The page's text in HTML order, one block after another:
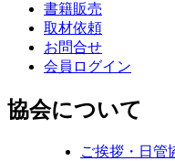
書籍販売
取材依頼
お問合せ
会員ログイン
協会について
ご挨拶・日管